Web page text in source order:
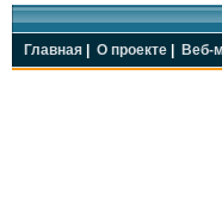
Главная О проекте Веб-